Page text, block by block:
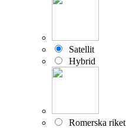
Satellit
Hybrid
Romerska riket